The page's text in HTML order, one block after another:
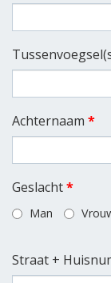
Achternaam *
Geslacht*
Man
Straat +